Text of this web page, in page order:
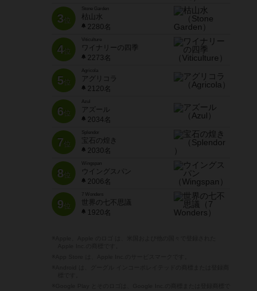
3位
Stone Garden
枯山水
2280名
4位
Viticulture
ワイナリーの四季
2273名
5位
Agricola
アグリコラ
2120名
6位
Azul
アズール
2034名
7位
宝石の煌き
2030名
8位
Wingspan
ウイングスパン
2006名
9位
7 Wonders
世界の七不思議
1920名